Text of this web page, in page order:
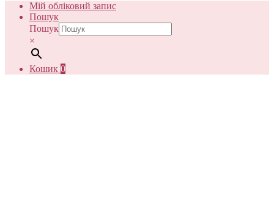
Мій обліковий запис
Пошук
Пошук
×
Кошик 0